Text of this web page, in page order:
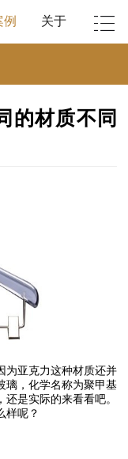
例 关于
的材质不同
为亚克力这种材质还并
璃，化学名称为聚甲基
是实际的来看看吧。
样呢？